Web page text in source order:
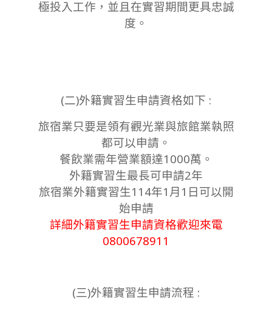
極投⼊⼯作，並且在實習期間更具忠誠
度。
(二)外籍實習生申請資格如下 :
旅宿業只要是領有觀光業與旅館業執照
都可以申請。
餐飲業需年營業額達1000萬。
外籍實習生最長可申請2年
旅宿業外籍實習生114年1月1日可以開
始申請
詳細外籍實習生申請資格歡迎來電
0800678911
(三)外籍實習生申請流程 :